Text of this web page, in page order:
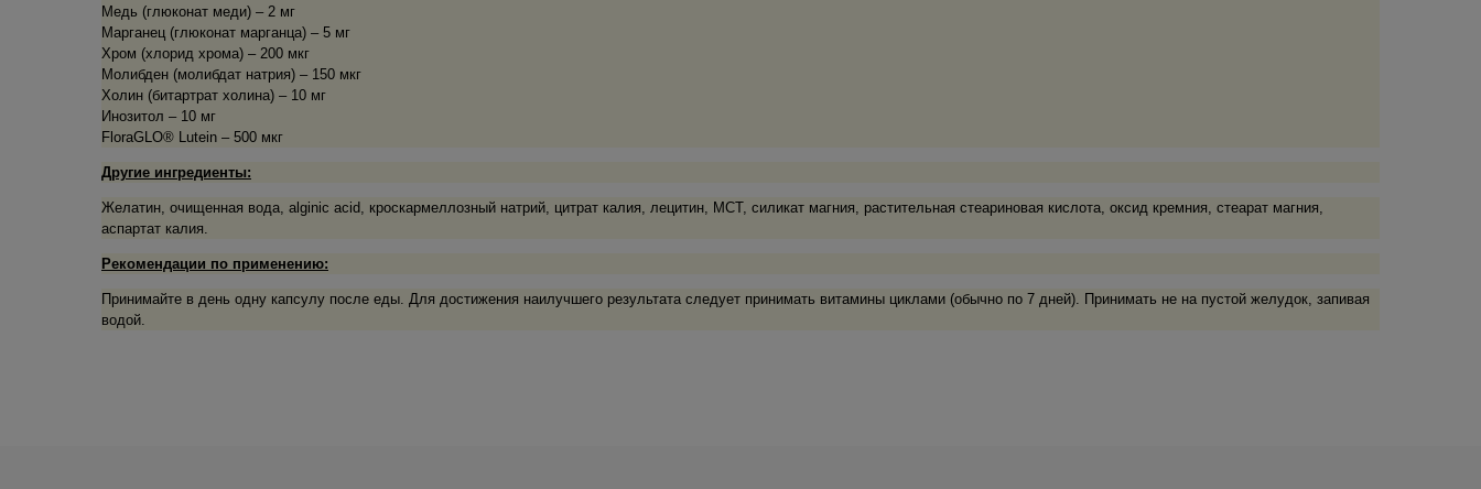
Медь (глюконат меди) – 2 мг
Марганец (глюконат марганца) – 5 мг
Хром (хлорид хрома) – 200 мкг
Молибден (молибдат натрия) – 150 мкг
Холин (битартрат холина) – 10 мг
Инозитол – 10 мг
FloraGLO® Lutein – 500 мкг
Другие ингредиенты:
Желатин, очищенная вода, alginic acid, кроскармеллозный натрий, цитрат калия, лецитин, MCT, силикат магния, растительная стеариновая кислота, оксид кремния, стеарат магния,
аспартат калия.
Рекомендации по применению:
Принимайте в день одну капсулу после еды. Для достижения наилучшего результата следует принимать витамины циклами (обычно по 7 дней). Принимать не на пустой желудок, запивая
водой.